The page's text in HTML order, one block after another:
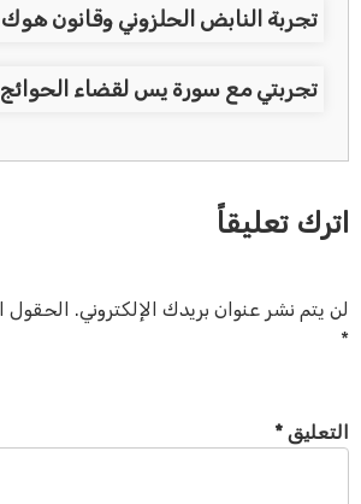
تجربة النابض الحلزوني وقانون هوك
تجربتي مع سورة يس لقضاء الحوائج
اترك تعليقاً
لن يتم نشر عنوان بريدك الإلكتروني. الحقول
*
التعليق *